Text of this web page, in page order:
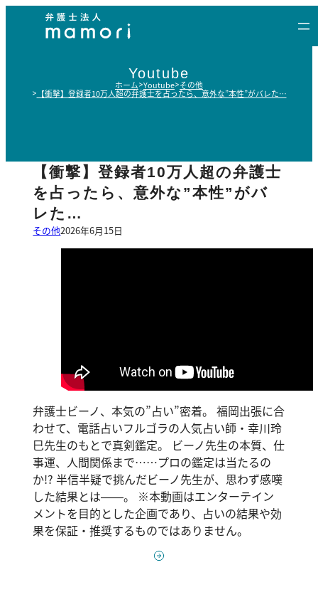
Youtube
ホーム Youtube その他
【衝撃】登録者10万人超の弁護士を占ったら、意外な”本性”がバレた…
【衝撃】登録者10万人超の弁護士
を占ったら、意外な”本性”がバ
レた…
その他2026年6月15日
弁護士ビーノ、本気の”占い”密着。 福岡出張に合
わせて、電話占いフルゴラの人気占い師・幸川玲
巳先生のもとで真剣鑑定。 ビーノ先生の本質、仕
事運、人間関係まで……プロの鑑定は当たるの
か!? 半信半疑で挑んだビーノ先生が、思わず感嘆
した結果とは——。 ※本動画はエンターテイン
メントを目的とした企画であり、占いの結果や効
果を保証・推奨するものではありません。